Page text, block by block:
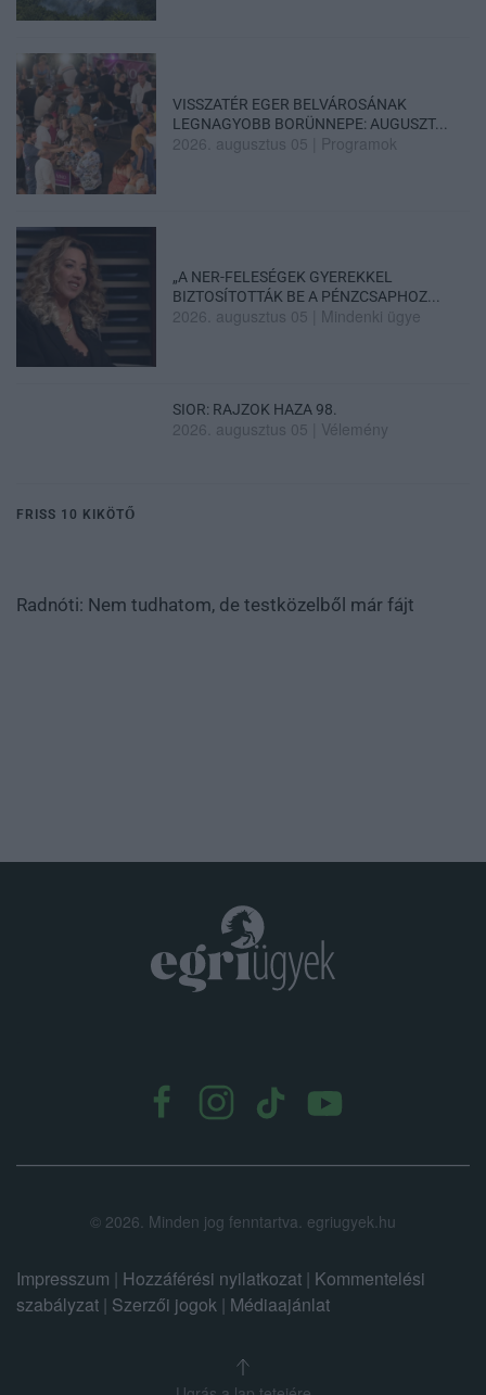
VISSZATÉR EGER BELVÁROSÁNAK
LEGNAGYOBB BORÜNNEPE: AUGUSZT...
2026. augusztus 05 Programok
„A NER-FELESÉGEK GYEREKKEL
BIZTOSÍTOTTÁK BE A PÉNZCSAPHOZ...
2026. augusztus 05 Mindenki ügye
SIOR: RAJZOK HAZA 98.
2026. augusztus 05 Vélemény
FRISS 10 KIKÖTŐ
Radnóti: Nem tudhatom, de testközelből már fájt
© 2026. Minden jog fenntartva. egriugyek.hu
Impresszum | Hozzáférési nyilatkozat | Kommentelési
szabályzat | Szerzői jogok | Médiaajánlat